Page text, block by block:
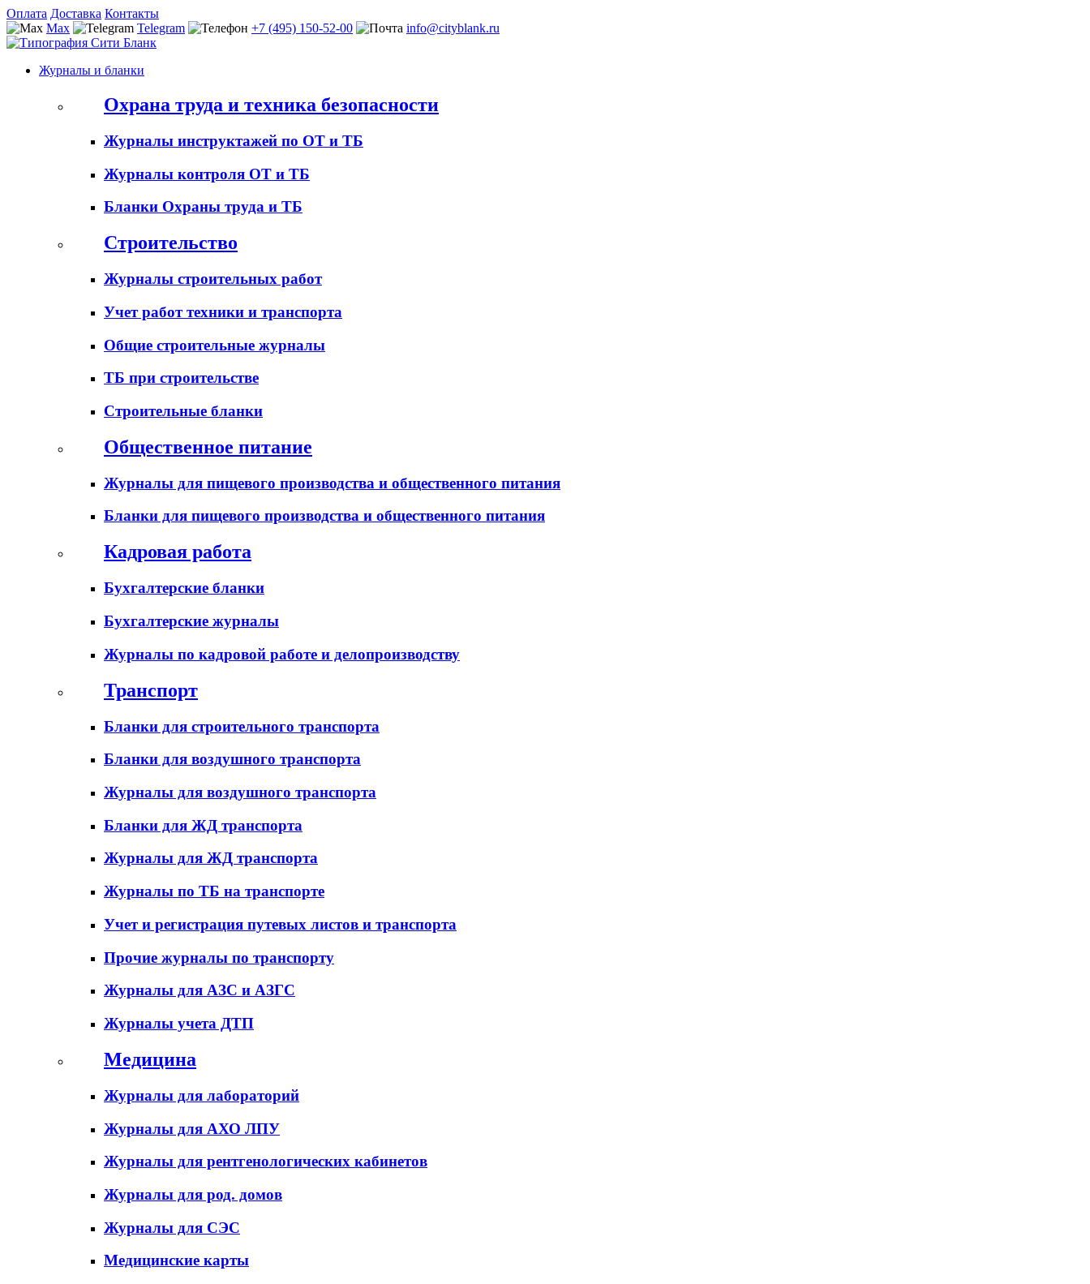
Оплата Доставка Контакты
Max
Telegram +7 (495) 150-52-00 info@cityblank.ru
Журналы и бланки
Охрана труда и техника безопасности
Журналы инструктажей по ОТ и ТБ
Журналы контроля ОТ и ТБ
Бланки Охраны труда и ТБ
Строительство
Журналы строительных работ
Учет работ техники и транспорта
Общие строительные журналы
ТБ при строительстве
Строительные бланки
Общественное питание
Журналы для пищевого производства и общественного питания
Бланки для пищевого производства и общественного питания
Кадровая работа
Бухгалтерские бланки
Бухгалтерские журналы
Журналы по кадровой работе и делопроизводству
Транспорт
Бланки для строительного транспорта
Бланки для воздушного транспорта
Журналы для воздушного транспорта
Бланки для ЖД транспорта
Журналы для ЖД транспорта
Журналы по ТБ на транспорте
Учет и регистрация путевых листов и транспорта
Прочие журналы по транспорту
Журналы для АЗС и АЗГС
Журналы учета ДТП
Медицина
Журналы для лабораторий
Журналы для АХО ЛПУ
Журналы для рентгенологических кабинетов
Журналы для род. домов
Журналы для СЭС
Медицинские карты